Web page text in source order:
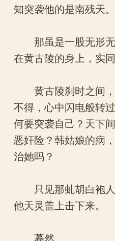
知突袭他的是南残天。
那虽是一股无形无
在黄古陵的身上，实同
黄古陵刹时之间，
不得，心中闪电般转
何要突袭自己？天下
恶奸险？韩姑娘的病
治她吗？
只见那虬胡白袍人
他天灵盖上击下来。
蓦然